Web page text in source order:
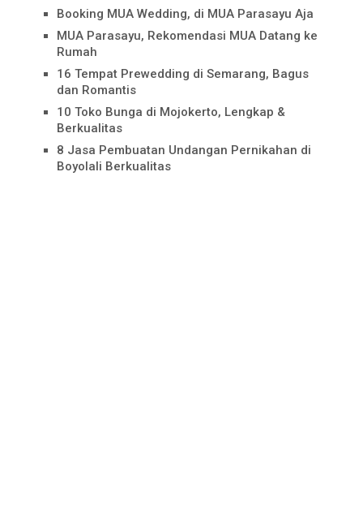
Booking MUA Wedding, di MUA Parasayu Aja
MUA Parasayu, Rekomendasi MUA Datang ke
Rumah
16 Tempat Prewedding di Semarang, Bagus
dan Romantis
10 Toko Bunga di Mojokerto, Lengkap &
Berkualitas
8 Jasa Pembuatan Undangan Pernikahan di
Boyolali Berkualitas